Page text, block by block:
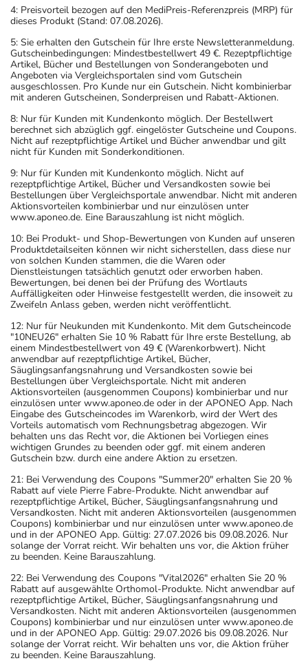
4: Preisvorteil bezogen auf den MediPreis-Referenzpreis (MRP) für
dieses Produkt (Stand: 07.08.2026).
5: Sie erhalten den Gutschein für Ihre erste Newsletteranmeldung.
Gutscheinbedingungen: Mindestbestellwert 49 €. Rezeptpflichtige
Artikel, Bücher und Bestellungen von Sonderangeboten und
Angeboten via Vergleichsportalen sind vom Gutschein
ausgeschlossen. Pro Kunde nur ein Gutschein. Nicht kombinierbar
mit anderen Gutscheinen, Sonderpreisen und Rabatt-Aktionen.
8: Nur für Kunden mit Kundenkonto möglich. Der Bestellwert
berechnet sich abzüglich ggf. eingelöster Gutscheine und Coupons.
Nicht auf rezeptpflichtige Artikel und Bücher anwendbar und gilt
nicht für Kunden mit Sonderkonditionen.
9: Nur für Kunden mit Kundenkonto möglich. Nicht auf
rezeptpflichtige Artikel, Bücher und Versandkosten sowie bei
Bestellungen über Vergleichsportale anwendbar. Nicht mit anderen
Aktionsvorteilen kombinierbar und nur einzulösen unter
www.aponeo.de. Eine Barauszahlung ist nicht möglich.
10: Bei Produkt- und Shop-Bewertungen von Kunden auf unseren
Produktdetailseiten können wir nicht sicherstellen, dass diese nur
von solchen Kunden stammen, die die Waren oder
Dienstleistungen tatsächlich genutzt oder erworben haben.
Bewertungen, bei denen bei der Prüfung des Wortlauts
Auffälligkeiten oder Hinweise festgestellt werden, die insoweit zu
Zweifeln Anlass geben, werden nicht veröffentlicht.
12: Nur für Neukunden mit Kundenkonto. Mit dem Gutscheincode
"10NEU26" erhalten Sie 10 % Rabatt für Ihre erste Bestellung, ab
einem Mindestbestellwert von 49 € (Warenkorbwert). Nicht
anwendbar auf rezeptpflichtige Artikel, Bücher,
Säuglingsanfangsnahrung und Versandkosten sowie bei
Bestellungen über Vergleichsportale. Nicht mit anderen
Aktionsvorteilen (ausgenommen Coupons) kombinierbar und nur
einzulösen unter www.aponeo.de oder in der APONEO App. Nach
Eingabe des Gutscheincodes im Warenkorb, wird der Wert des
Vorteils automatisch vom Rechnungsbetrag abgezogen. Wir
behalten uns das Recht vor, die Aktionen bei Vorliegen eines
wichtigen Grundes zu beenden oder ggf. mit einem anderen
Gutschein bzw. durch eine andere Aktion zu ersetzen.
21: Bei Verwendung des Coupons "Summer20" erhalten Sie 20 %
Rabatt auf viele Pierre Fabre-Produkte. Nicht anwendbar auf
rezeptpflichtige Artikel, Bücher, Säuglingsanfangsnahrung und
Versandkosten. Nicht mit anderen Aktionsvorteilen (ausgenommen
Coupons) kombinierbar und nur einzulösen unter www.aponeo.de
und in der APONEO App. Gültig: 27.07.2026 bis 09.08.2026. Nur
solange der Vorrat reicht. Wir behalten uns vor, die Aktion früher
zu beenden. Keine Barauszahlung.
22: Bei Verwendung des Coupons "Vital2026" erhalten Sie 20 %
Rabatt auf ausgewählte Orthomol-Produkte. Nicht anwendbar auf
rezeptpflichtige Artikel, Bücher, Säuglingsanfangsnahrung und
Versandkosten. Nicht mit anderen Aktionsvorteilen (ausgenommen
Coupons) kombinierbar und nur einzulösen unter www.aponeo.de
und in der APONEO App. Gültig: 29.07.2026 bis 09.08.2026. Nur
solange der Vorrat reicht. Wir behalten uns vor, die Aktion früher
zu beenden. Keine Barauszahlung.